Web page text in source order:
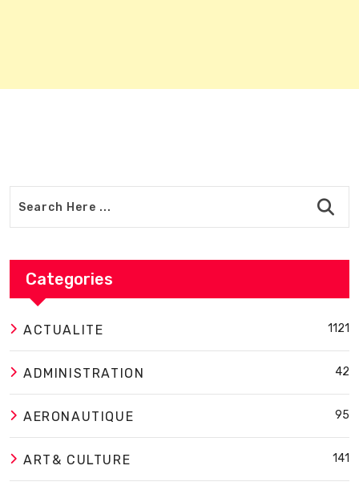
Categories
ACTUALITE 1121
ADMINISTRATION 42
AERONAUTIQUE 95
ART& CULTURE 141